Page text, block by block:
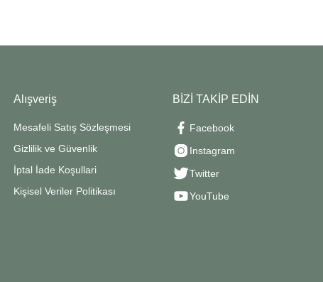
Alışveriş
Mesafeli Satış Sözleşmesi
Gizlilik ve Güvenlik
İptal İade Koşullari
Kişisel Veriler Politikası
BİZİ TAKİP EDİN
Facebook
Instagram
Twitter
YouTube